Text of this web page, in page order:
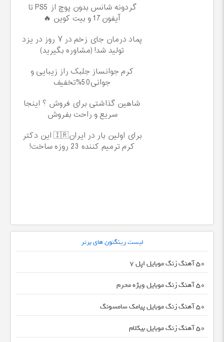
گردونه شانس بدون پوچ از PS5 تا
آیفون17 و بیت کوین 🔥
پماد درمان جای زخم در ۷ روز در یزد
تولید شد! (مشاوره بگیرید)
کرم جوانساز جلبک راز زیبایی و
جوانی50%تخفیف
شاهین گذاشتی برای فروش ؟ اینجا
سریع و راحت بفروش
برای اولین بار در ایران🇮🇷 این دکتر
کرم ترمیم کننده 23 روزه ساخت!
لیست رینگتون های برتر
50 آهنگ زنگ موبایل اپل 7
50 آهنگ زنگ موبایل ویژه محرم
50 آهنگ زنگ موبایل پیامک سامسونگ
50 آهنگ زنگ موبایل بیکلام